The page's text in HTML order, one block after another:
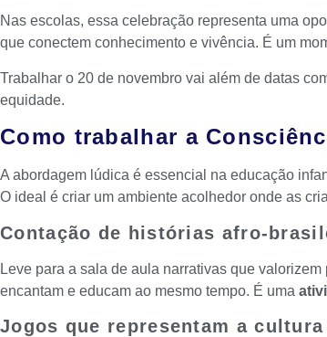
Nas escolas, essa celebração representa uma
que conectem conhecimento e vivência. É um
Trabalhar o 20 de novembro vai além de datas
equidade.
Como trabalhar a
A abordagem lúdica é essencial na educação
O ideal é criar um ambiente acolhedor onde as
Contação de histórias afro-
Leve para a sala de aula narrativas que
encantam e educam ao mesmo tempo. É uma
Jogos que representam a